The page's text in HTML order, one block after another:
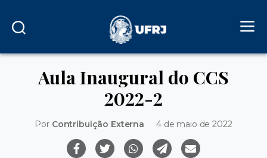
Aula Inaugural do CCS
2022-2
Por Contribuição Externa 4 de maio de 2022